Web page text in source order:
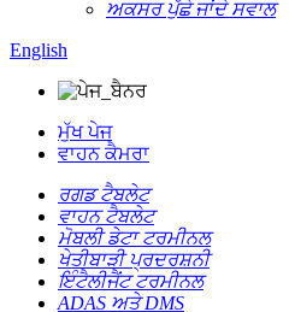
ਅਕਸਰ ਪੁੱਛੇ ਜਾਂਦੇ ਸਵਾਲ
English
ਮੁੱਖ ਪੇਜ
ਵਾਹਨ ਕੈਮਰਾ
ਰਗਡ ਟੈਬਲੇਟ
ਵਾਹਨ ਟੈਬਲੇਟ
ਮੋਬਲੀ ਡੇਟਾ ਟਰਮੀਨਲ
ਖੇਤੀਬਾੜੀ ਪ੍ਰਦਰਸ਼ਨੀ
ਇੰਟੈਲੀਜੈਂਟ ਟਰਮੀਨਲ
ADAS ਅਤੇ DMS